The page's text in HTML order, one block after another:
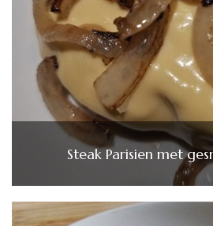
Steak Parisien met